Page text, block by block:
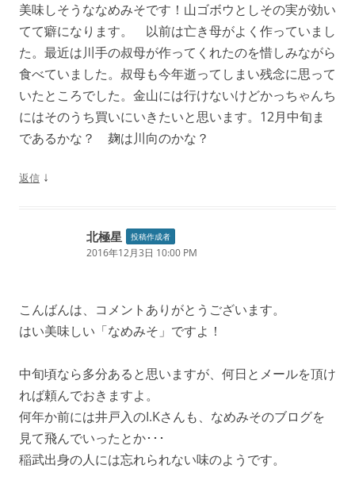
美味しそうななめみそです！山ゴボウとしその実が効い
てて癖になります。 以前は亡き母がよく作っていまし
た。最近は川手の叔母が作ってくれたのを惜しみながら
食べていました。叔母も今年逝ってしまい残念に思って
いたところでした。金山には行けないけどかっちゃんち
にはそのうち買いにいきたいと思います。12月中旬ま
であるかな？ 麹は川向のかな？
返信 ↓
北極星 投稿作成者
2016年12月3日 10:00 PM
こんばんは、コメントありがとうございます。
はい美味しい「なめみそ」ですよ！
中旬頃なら多分あると思いますが、何日とメールを頂け
れば頼んでおきますよ。
何年か前には井戸入のI.Kさんも、なめみそのブログを
見て飛んでいったとか･･･
稲武出身の人には忘れられない味のようです。